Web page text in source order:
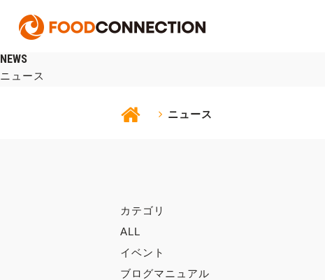
NEWS
ニュース
ニュース
カテゴリ
ALL
イベント
ブログマニュアル